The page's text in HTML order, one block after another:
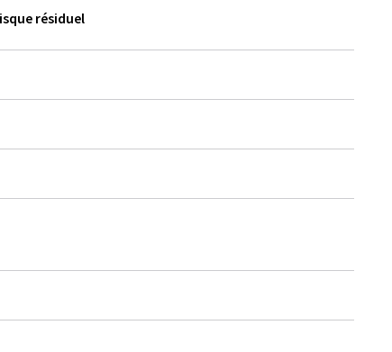
résiduel